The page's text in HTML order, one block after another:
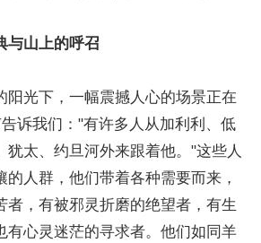
山上的呼召
光下，一幅震撼人心的场景正在
诉我们："有许多人从加利利、低
犹太、约旦河外来跟着他。"这些人
人群，他们带着各种需要而来，
者，有被邪灵折磨的绝望者，有生
有心灵迷茫的寻求者。他们如同羊